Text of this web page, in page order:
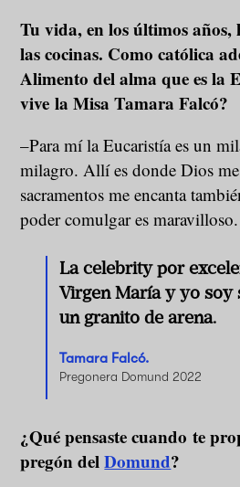
Tu vida, en los últimos años,
las cocinas. Como católica
Alimento del alma que es la
vive la Misa Tamara Falcó?
–Para mí la Eucaristía es un
milagro. Allí es donde Dios
sacramentos me encanta
poder comulgar es maravilloso.
La celebrity por
Virgen María y yo soy
un granito de arena.
Tamara Falcó.
Pregonera Domund 2022
¿Qué pensaste cuando te
pregón delDomund?